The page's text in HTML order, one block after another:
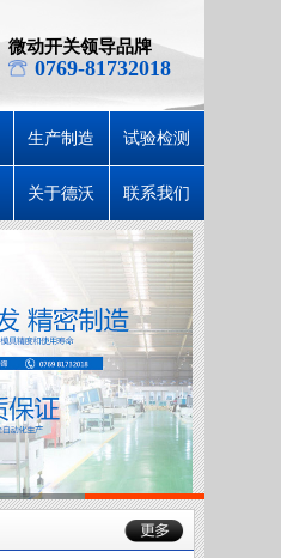
微动开关领导品牌
0769-81732018
生产制造 试验检测
关于德沃 联系我们